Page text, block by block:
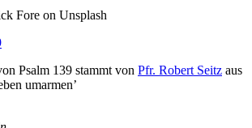
Fore on Unsplash
Psalm 139 stammt von Pfr. Robert Seitz aus
umarmen’